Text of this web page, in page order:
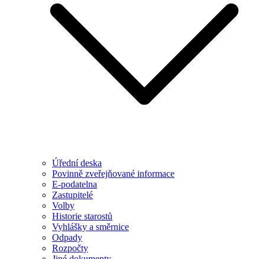
Úřední deska
Povinně zveřejňované informace
E-podatelna
Zastupitelé
Volby
Historie starostů
Vyhlášky a směrnice
Odpady
Rozpočty